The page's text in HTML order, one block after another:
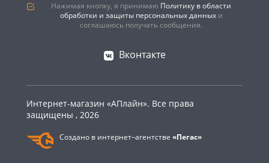
Нажимая кнопку, я принимаю Политику в области
обработки и защиты персональных данныхи
соглашаюсь получать сообщения.
Вконтакте
Интернет-магазин «АПлайн». Все права
защищены , 2026
Создано в интернет–агентстве «Пегас»